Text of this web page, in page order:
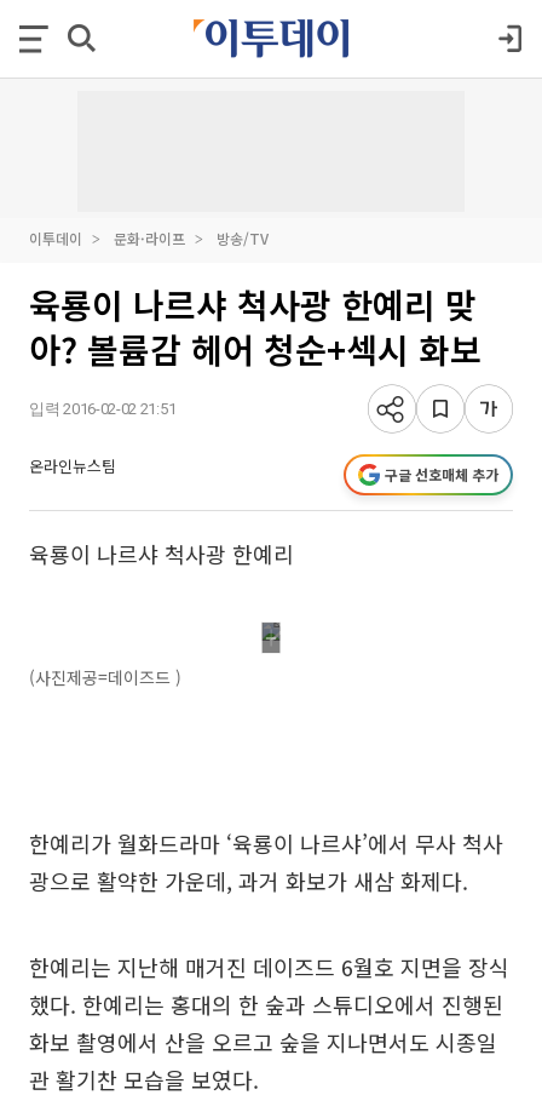
이투데이 문화·라이프 방송/TV
육룡이 나르샤 척사광 한예리 맞
아? 볼륨감 헤어 청순+섹시 화보
입력 2016-02-02 21:51
온라인뉴스팀 구글 선호매체 추가
육룡이 나르샤 척사광 한예리
(사진제공=데이즈드 )
한예리가 월화드라마 ‘육룡이 나르샤’에서 무사 척사
광으로 활약한 가운데, 과거 화보가 새삼 화제다.
한예리는 지난해 매거진 데이즈드 6월호 지면을 장식
했다. 한예리는 홍대의 한 숲과 스튜디오에서 진행된
화보 촬영에서 산을 오르고 숲을 지나면서도 시종일
관 활기찬 모습을 보였다.